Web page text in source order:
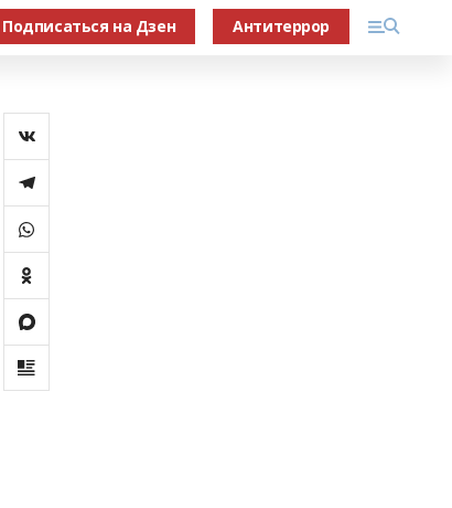
Подписаться на Дзен Антитеррор